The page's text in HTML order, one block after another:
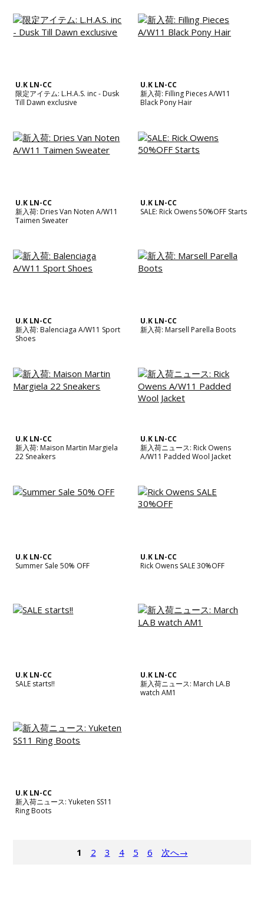
U.K LN-CC
限定アイテム: L.H.A.S. inc - Dusk
Till Dawn exclusive
U.K LN-CC
新入荷: Filling Pieces A/W11
Black Pony Hair
U.K LN-CC
新入荷: Dries Van Noten A/W11
Taimen Sweater
U.K LN-CC
SALE: Rick Owens 50%OFF Starts
U.K LN-CC
新入荷: Balenciaga A/W11 Sport
Shoes
U.K LN-CC
新入荷: Marsell Parella Boots
U.K LN-CC
新入荷: Maison Martin Margiela
22 Sneakers
U.K LN-CC
新入荷ニュース: Rick Owens
A/W11 Padded Wool Jacket
U.K LN-CC
Summer Sale 50% OFF
U.K LN-CC
Rick Owens SALE 30%OFF
U.K LN-CC
SALE starts!!
U.K LN-CC
新入荷ニュース: March LA.B
watch AM1
U.K LN-CC
新入荷ニュース: Yuketen SS11
Ring Boots
1 2 3 4 5 6 次へ→